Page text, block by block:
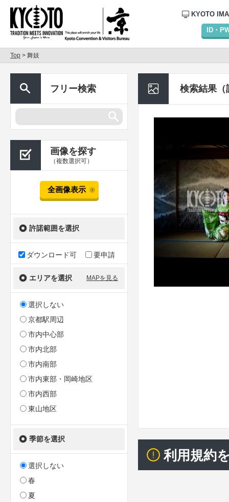
KYOTO
ID・
Top > 舞妓
フリー検索
画像を探す
（複数選択可）
全画像表示
許諾範囲を選択
ダウンロード可 要申請
エリアを選択 MAPを見る
選択しない
京都駅周辺
市内中心部
市内北部
市内南部
市内東部・岡崎地区
市内西部
東山地区
季節を選択
選択しない
春
夏
検索結果（
利用規約